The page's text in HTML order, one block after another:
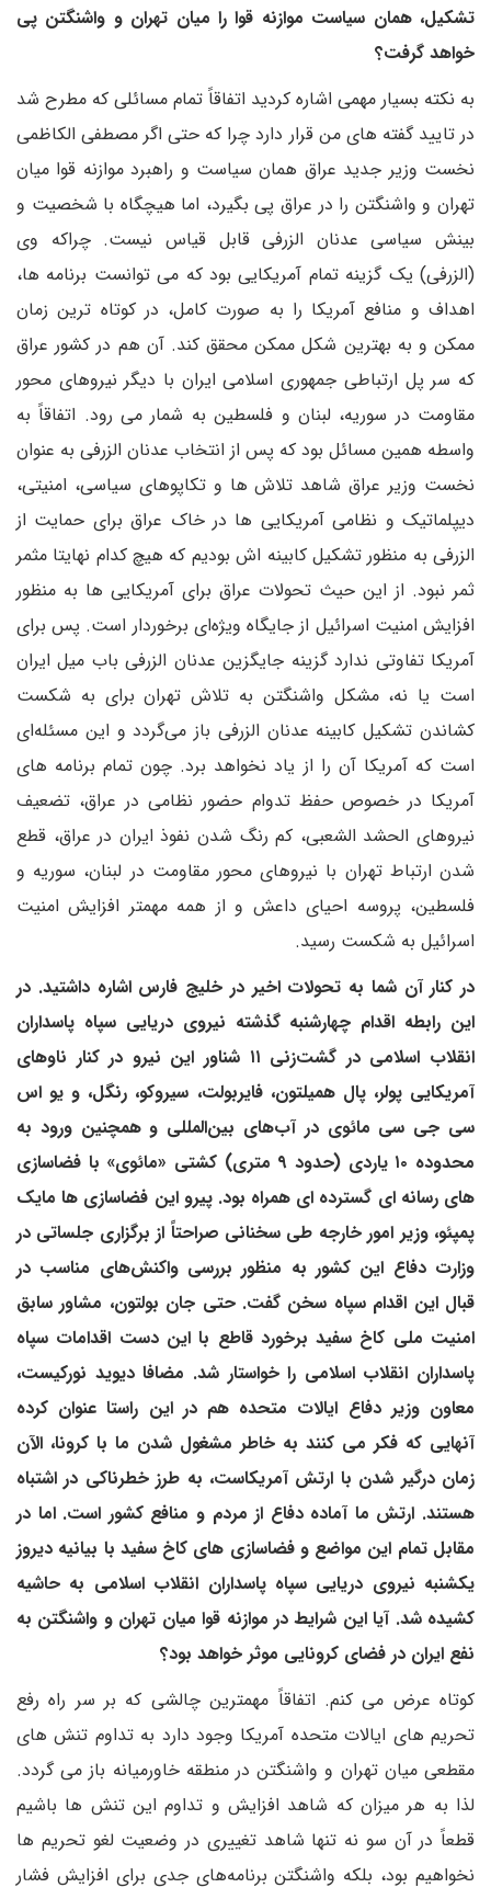
تشکیل، همان سیاست موازنه قوا را میان تهران و واشنگتن پی
خواهد گرفت؟
به نکته بسیار مهمی اشاره کردید اتفاقاً تمام مسائلی که مطرح شد
در تایید گفته های من قرار دارد چرا که حتی اگر مصطفی الکاظمی
نخست وزیر جدید عراق همان سیاست و راهبرد موازنه قوا میان
تهران و واشنگتن را در عراق پی بگیرد، اما هیچگاه با شخصیت و
بینش سیاسی عدنان الزرفی قابل قیاس نیست. چراکه وی
(الزرفی) یک گزینه تمام آمریکایی بود که می توانست برنامه ها،
اهداف و منافع آمریکا را به صورت کامل، در کوتاه ترین زمان
ممکن و به بهترین شکل ممکن محقق کند. آن هم در کشور عراق
که سر پل ارتباطی جمهوری اسلامی ایران با دیگر نیروهای محور
مقاومت در سوریه، لبنان و فلسطین به شمار می رود. اتفاقاً به
واسطه همین مسائل بود که پس از انتخاب عدنان الزرفی به عنوان
نخست وزیر عراق شاهد تلاش ها و تکاپوهای سیاسی، امنیتی،
دیپلماتیک و نظامی آمریکایی ها در خاک عراق برای حمایت از
الزرفی به منظور تشکیل کابینه اش بودیم که هیچ کدام نهایتا مثمر
ثمر نبود. از این حیث تحولات عراق برای آمریکایی ها به منظور
افزایش امنیت اسرائیل از جایگاه ویژه‌ای برخوردار است. پس برای
آمریکا تفاوتی ندارد گزینه جایگزین عدنان الزرفی باب میل ایران
است یا نه، مشکل واشنگتن به تلاش تهران برای به شکست
کشاندن تشکیل کابینه عدنان الزرفی باز می‌گردد و این مسئله‌ای
است که آمریکا آن را از یاد نخواهد برد. چون تمام برنامه های
آمریکا در خصوص حفظ تدوام حضور نظامی در عراق، تضعیف
نیروهای الحشد الشعبی، کم رنگ شدن نفوذ ایران در عراق، قطع
شدن ارتباط تهران با نیروهای محور مقاومت در لبنان، سوریه و
فلسطین، پروسه احیای داعش و از همه مهمتر افزایش امنیت
اسرائیل به شکست رسید.
در کنار آن شما به تحولات اخیر در خلیج فارس اشاره داشتید. در
این رابطه اقدام چهارشنبه گذشته نیروی دریایی سپاه پاسداران
انقلاب اسلامی در گشت‌زنی ۱۱ شناور این نیرو در کنار ناوهای
آمریکایی پولر، پال همیلتون، فایربولت، سیروکو، رنگل، و یو اس
سی جی سی مائوی در آب‌های بین‌المللی و همچنین ورود به
محدوده ۱۰ یاردی (حدود ۹ متری) کشتی «مائوی» با فضاسازی
های رسانه ای گسترده ای همراه بود. پیرو این فضاسازی ها مایک
پمپئو، وزیر امور خارجه طی سخنانی صراحتاً از برگزاری جلساتی در
وزارت دفاع این کشور به منظور بررسی واکنش‌های مناسب در
قبال این اقدام سپاه سخن گفت. حتی جان بولتون، مشاور سابق
امنیت ملی کاخ سفید برخورد قاطع با این دست اقدامات سپاه
پاسداران انقلاب اسلامی را خواستار شد. مضافا دیوید نورکیست،
معاون وزیر دفاع ایالات متحده هم در این راستا عنوان کرده
آنهایی که فکر می کنند به خاطر مشغول شدن ما با کرونا، الآن
زمان درگیر شدن با ارتش آمریکاست، به طرز خطرناکی در اشتباه
هستند. ارتش ما آماده دفاع از مردم و منافع کشور است. اما در
مقابل تمام این مواضع و فضاسازی های کاخ سفید با بیانیه دیروز
یکشنبه نیروی دریایی سپاه پاسداران انقلاب اسلامی به حاشیه
کشیده شد. آیا این شرایط در موازنه قوا میان تهران و واشنگتن به
نفع ایران در فضای کرونایی موثر خواهد بود؟
کوتاه عرض می کنم. اتفاقاً مهمترین چالشی که بر سر راه رفع
تحریم های ایالات متحده آمریکا وجود دارد به تداوم تنش های
مقطعی میان تهران و واشنگتن در منطقه خاورمیانه باز می گردد.
لذا به هر میزان که شاهد افزایش و تداوم این تنش ها باشیم
قطعاً در آن سو نه تنها شاهد تغییری در وضعیت لغو تحریم ها
نخواهیم بود، بلکه واشنگتن برنامه‌های جدی برای افزایش فشار